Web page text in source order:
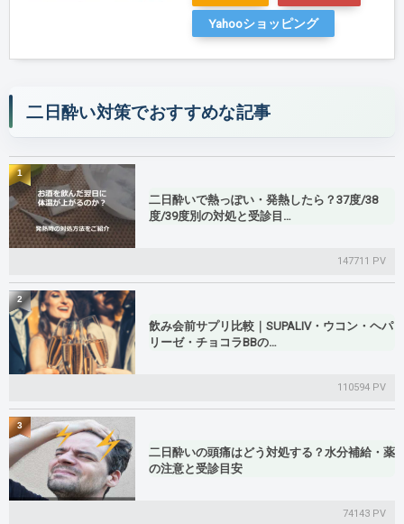
Yahooショッピング
二日酔い対策でおすすめな記事
1
二日酔いで熱っぽい・発熱したら？37度/38
度/39度別の対処と受診目…
147711 PV
2
飲み会前サプリ比較｜SUPALIV・ウコン・ヘパ
リーゼ・チョコラBBの…
110594 PV
3
二日酔いの頭痛はどう対処する？水分補給・薬
の注意と受診目安
74143 PV